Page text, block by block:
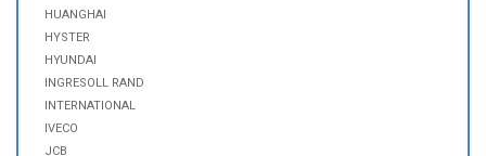
HUANGHAI
HYSTER
HYUNDAI
INGRESOLL RAND
INTERNATIONAL
IVECO
JCB